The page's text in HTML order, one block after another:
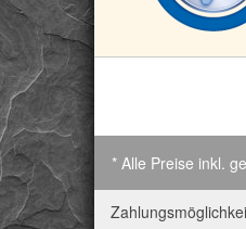
* Alle Preise inkl.